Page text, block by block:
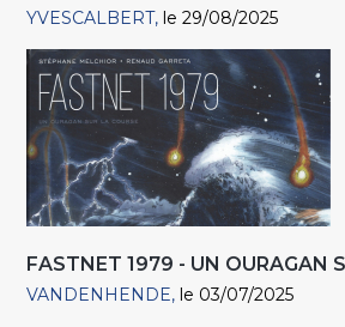
YVESCALBERT le 29/08/2025
FASTNET 1979 - UN OURAGAN
VANDENHENDE le 03/07/2025